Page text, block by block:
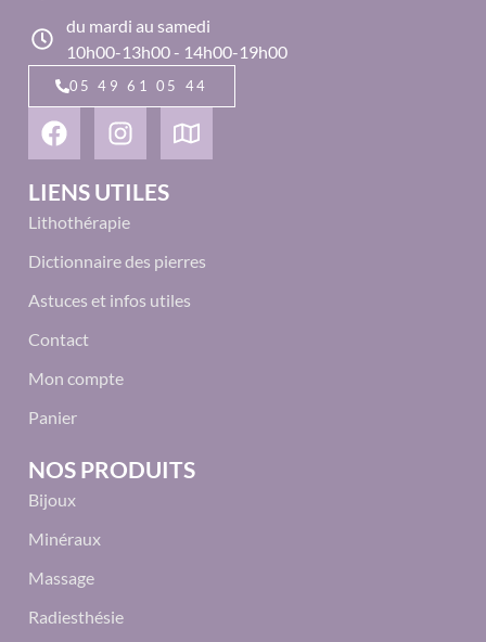
du mardi au samedi
10h00-13h00 - 14h00-19h00
05 49 61 05 44
LIENS UTILES
Lithothérapie
Dictionnaire des pierres
Astuces et infos utiles
Contact
Mon compte
Panier
NOS PRODUITS
Bijoux
Minéraux
Massage
Radiesthésie